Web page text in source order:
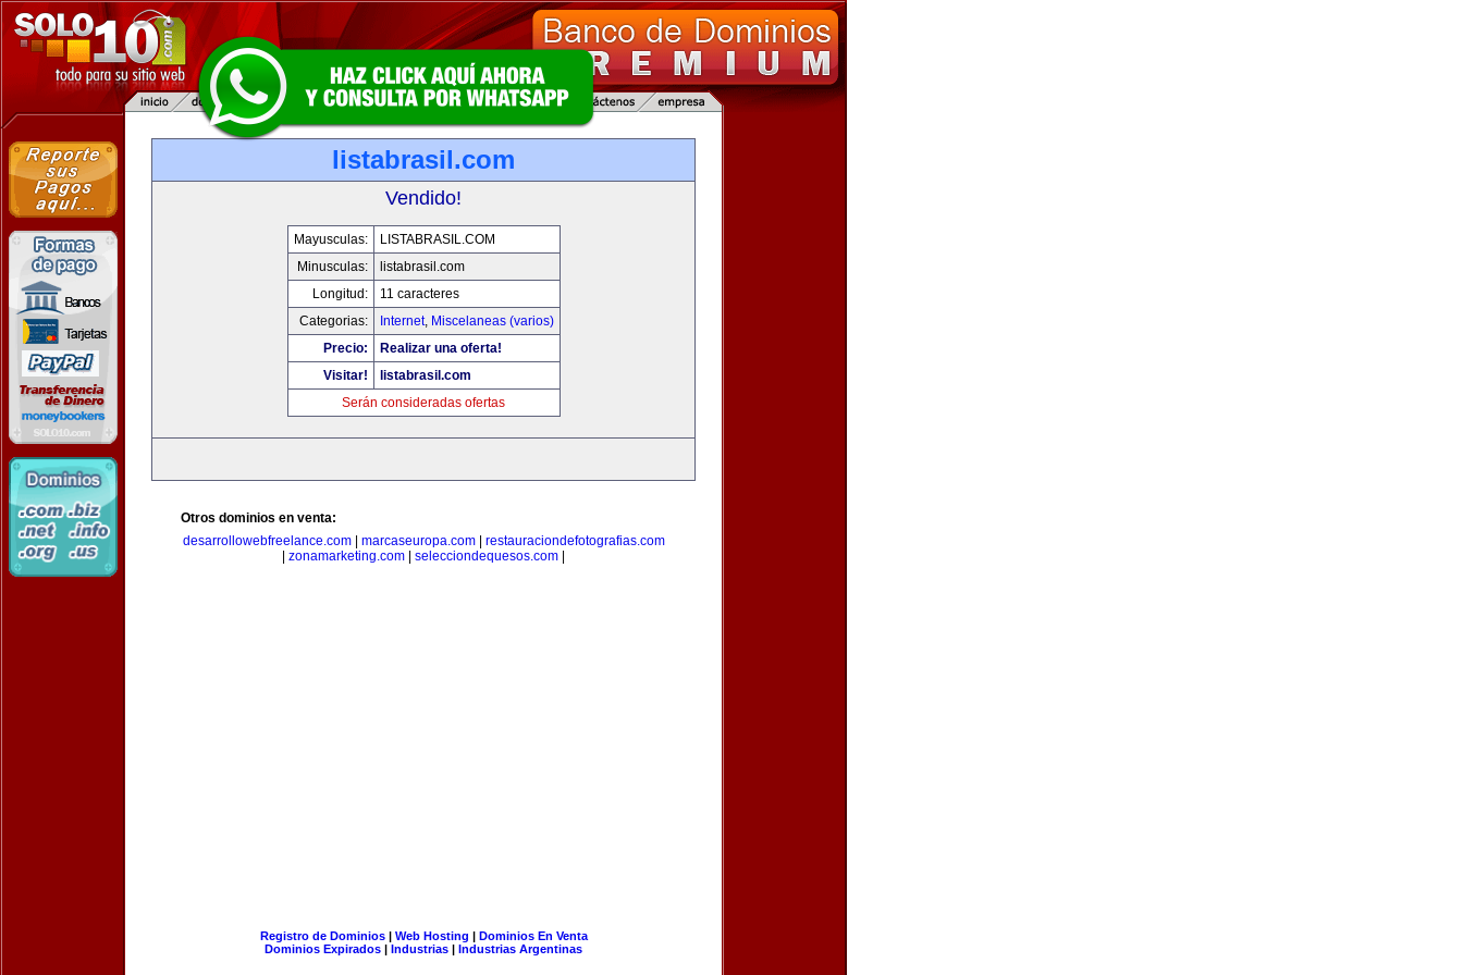
listabrasil.com
Vendido!
Mayusculas:
LISTABRASIL.COM
Minusculas:
listabrasil.com
Longitud:
11 caracteres
Categorias:
Internet, Miscelaneas (varios)
Precio:
Realizar una oferta!
Visitar!
listabrasil.com
Serán consideradas ofertas
Otros dominios en venta:
desarrollowebfreelance.com| marcaseuropa.com| restauraciondefotografias.com
zonamarketing.com selecciondequesos.com
Registro de Dominios| Web Hosting | Dominios En Venta
Dominios Expirados | Industrias | Industrias Argentinas